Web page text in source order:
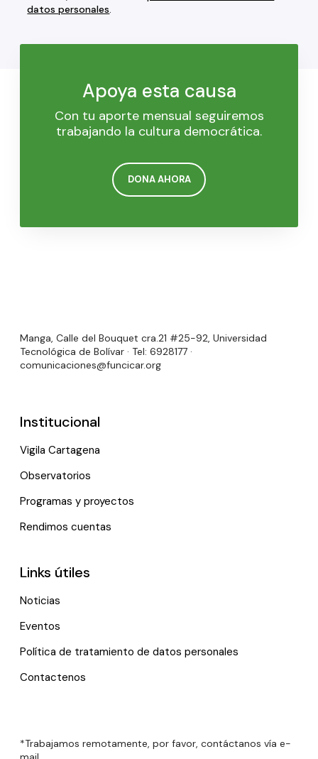
datos personales.
Apoya esta causa
Con tu aporte mensual seguiremos
trabajando la cultura democrática.
DONA AHORA
Manga, Calle del Bouquet cra.21 #25-92, Universidad
Tecnológica de Bolívar · Tel: 6928177 ·
comunicaciones@funcicar.org
Institucional
Vigila Cartagena
Observatorios
Programas y proyectos
Rendimos cuentas
Links útiles
Noticias
Eventos
Política de tratamiento de datos personales
Contactenos
*Trabajamos remotamente, por favor, contáctanos vía e-